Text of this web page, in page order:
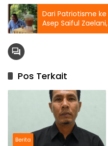
Dari Patriotisme
Asep Saiful
yang
Pos Terkait
Berita